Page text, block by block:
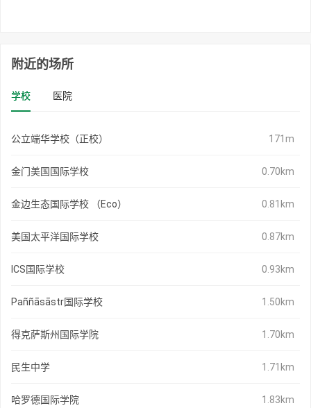
附近的场所
学校 医院
公立端华学校（正校） 171m
金门美国国际学校 0.70km
金边生态国际学校 （Eco） 0.81km
美国太平洋国际学校 0.87km
ICS国际学校 0.93km
Paññāsāstr国际学校 1.50km
得克萨斯州国际学院 1.70km
民生中学 1.71km
哈罗德国际学院 1.83km